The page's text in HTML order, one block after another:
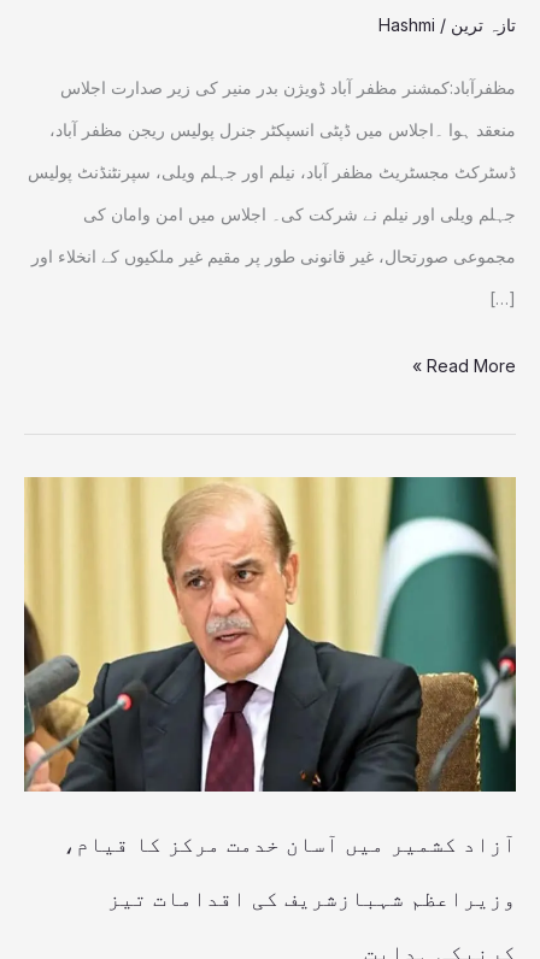
تازہ ترین /
Hashmi
مظفرآباد:کمشنر مظفر آباد ڈویژن بدر منیر کی زیر صدارت اجلاس
منعقد ہوا ۔اجلاس میں ڈپٹی انسپکٹر جنرل پولیس ریجن مظفر آباد،
ڈسٹرکٹ مجسٹریٹ مظفر آباد، نیلم اور جہلم ویلی، سپرنٹنڈنٹ پولیس
جہلم ویلی اور نیلم نے شرکت کی۔ اجلاس میں امن وامان کی
مجموعی صورتحال، غیر قانونی طور پر مقیم غیر ملکیوں کے انخلاء اور
[…]
Read More »
آزاد کشمیر میں آسان خدمت مرکز کا قیام،
وزیراعظم شہبازشریف کی اقدامات تیز
کرنیکی ہدایت
آزاد
کشمیر
میں
آسان
خدمت
مرکز
کا
قیام،
وزیراعظم